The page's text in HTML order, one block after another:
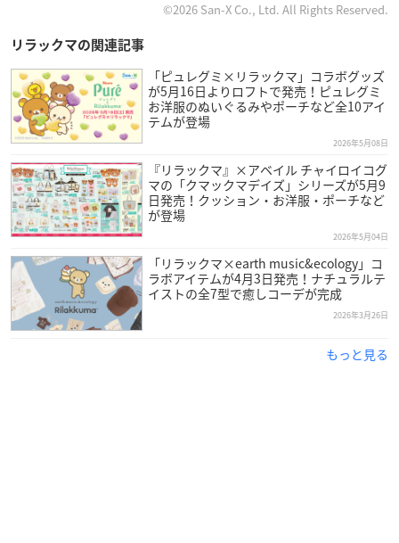
©2026 San-X Co., Ltd. All Rights Reserved.
リラックマの関連記事
「ピュレグミ×リラックマ」コラボグッズ
が5月16日よりロフトで発売！ピュレグミ
お洋服のぬいぐるみやポーチなど全10アイ
テムが登場
2026年5月08日
『リラックマ』×アベイル チャイロイコグ
マの「クマックマデイズ」シリーズが5月9
日発売！クッション・お洋服・ポーチなど
が登場
2026年5月04日
「リラックマ×earth music&ecology」コ
ラボアイテムが4月3日発売！ナチュラルテ
イストの全7型で癒しコーデが完成
2026年3月26日
もっと見る